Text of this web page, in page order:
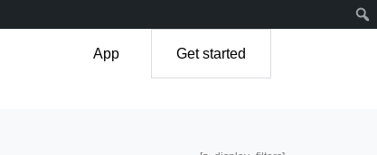
App Get started